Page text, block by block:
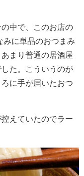
中で、このお店の
みに単品のおつまみ
まり普通の居酒屋
た。こういうのが
に手が届いたおつ
えていたのでラー